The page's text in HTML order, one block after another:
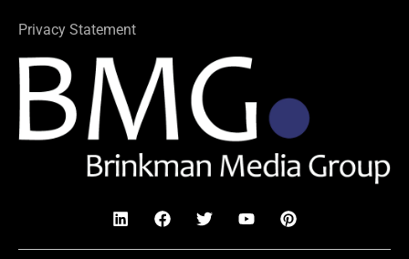
Privacy Statement